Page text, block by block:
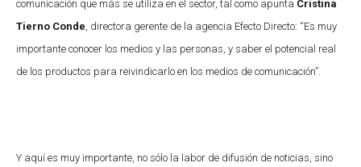
comunicación que más se utiliza en el sector, tal como apunta Cristina
Tierno Conde , directora gerente de la agencia Efecto Directo: “Es muy
importante conocer los medios y las personas, y saber el potencial real
de los productos para reivindicarlo en los medios de comunicación”.
Y aquí es muy importante, no sólo la labor de difusión de noticias, sino